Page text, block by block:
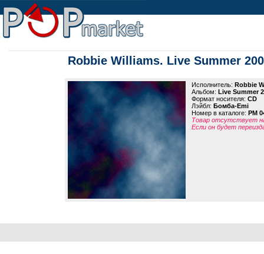
Robbie Williams. Live Summer
Исполнитель: Robbie
Альбом: Live Summer
Формат носителя: CD
Лэйбл: Бомба-Emi
Номер в каталоге: PM
Товар отсутствует
Если он будет